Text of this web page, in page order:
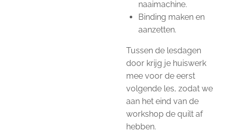
naaimachine.
Binding maken en
aanzetten.
Tussen de lesdagen
door krijg je huiswerk
mee voor de eerst
volgende les, zodat we
aan het eind van de
workshop de quilt af
hebben.